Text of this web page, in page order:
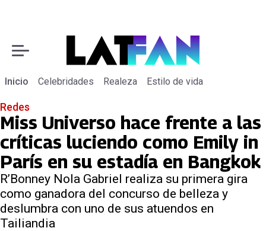
Inicio Celebridades Realeza Estilo de vida
Redes
Miss Universo hace frente a las
críticas luciendo como Emily in
París en su estadía en Bangkok
R’Bonney Nola Gabriel realiza su primera gira
como ganadora del concurso de belleza y
deslumbra con uno de sus atuendos en
Tailiandia